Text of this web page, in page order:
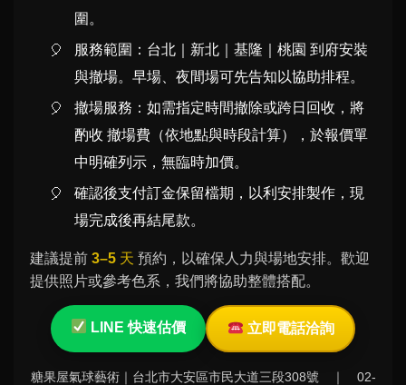
圍。
服務範圍： 台北｜新北｜基隆｜桃園 到府安裝
與撤場。早場、夜間場可先告知以協助排程。
撤場服務：如需指定時間撤除或跨日回收，將
酌收 撤場費（依地點與時段計算）
，於報價單
中明確列示，無臨時加價。
確認後支付訂金保留檔期，以利安排製作，現
場完成後再結尾款。
建議提前 3–5 天 預約，以確保人力與場地安排。歡迎
提供照片或參考色系，我們將協助整體搭配。
LINE 快速估價 立即電話洽詢
糖果屋氣球藝術｜台北市大安區市民大道三段308號 ｜ 02-